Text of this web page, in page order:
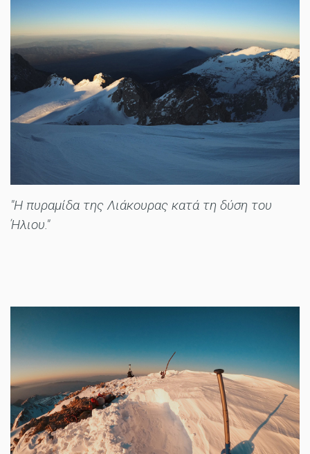
"Η πυραμίδα της Λιάκουρας κατά τη δύση του
Ήλιου."